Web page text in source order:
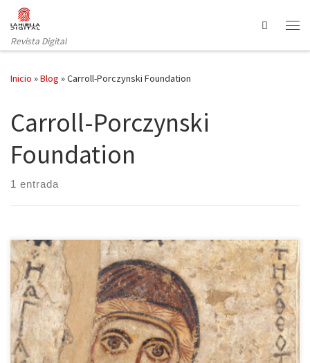
Saltar al contenido
Revista Digital
Search
Inicio »Blog »Carroll-Porczynski Foundation
Carroll-Porczynski
Foundation
1 entrada
La ciudad de Varsovia ofrece un testimonio impactante de los
sucesos ocurridos a lo largo de la historia del siglo XX: un muro
construido por los nazis que rompe el trazado de sus calles y
patios comunales para separar los judíos, una guerra mundial que
la arrasó por completo, un […]